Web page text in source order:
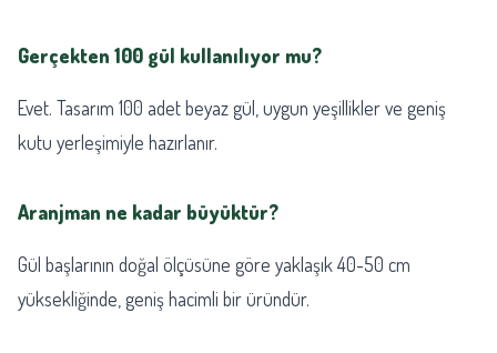
Gerçekten 100 gül kullanılıyor mu?
Evet. Tasarım 100 adet beyaz gül, uygun yeşillikler ve geniş
kutu yerleşimiyle hazırlanır.
Aranjman ne kadar büyüktür?
Gül başlarının doğal ölçüsüne göre yaklaşık 40-50 cm
yüksekliğinde, geniş hacimli bir üründür.